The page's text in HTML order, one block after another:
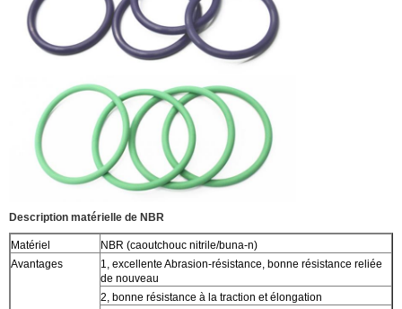
Description matérielle de NBR
Matériel
NBR (caoutchouc nitrile/buna-n)
Avantages
1, excellente Abrasion-résistance, bonne résistance reliée
de nouveau
2, bonne résistance à la traction et élongation